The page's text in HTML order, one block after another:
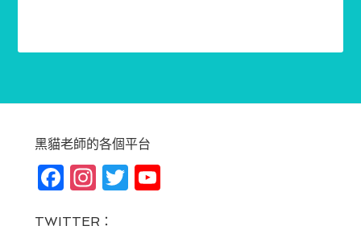
黑貓老師的各個平台
Fa In T Yo
TWITTER：